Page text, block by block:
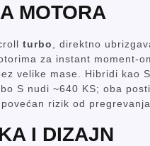
MOTORA
turbo , direktno
za instant moment-
velike mase. Hibridi kao
S nudi ~640 KS; oba
rizik od
I DIZAJN